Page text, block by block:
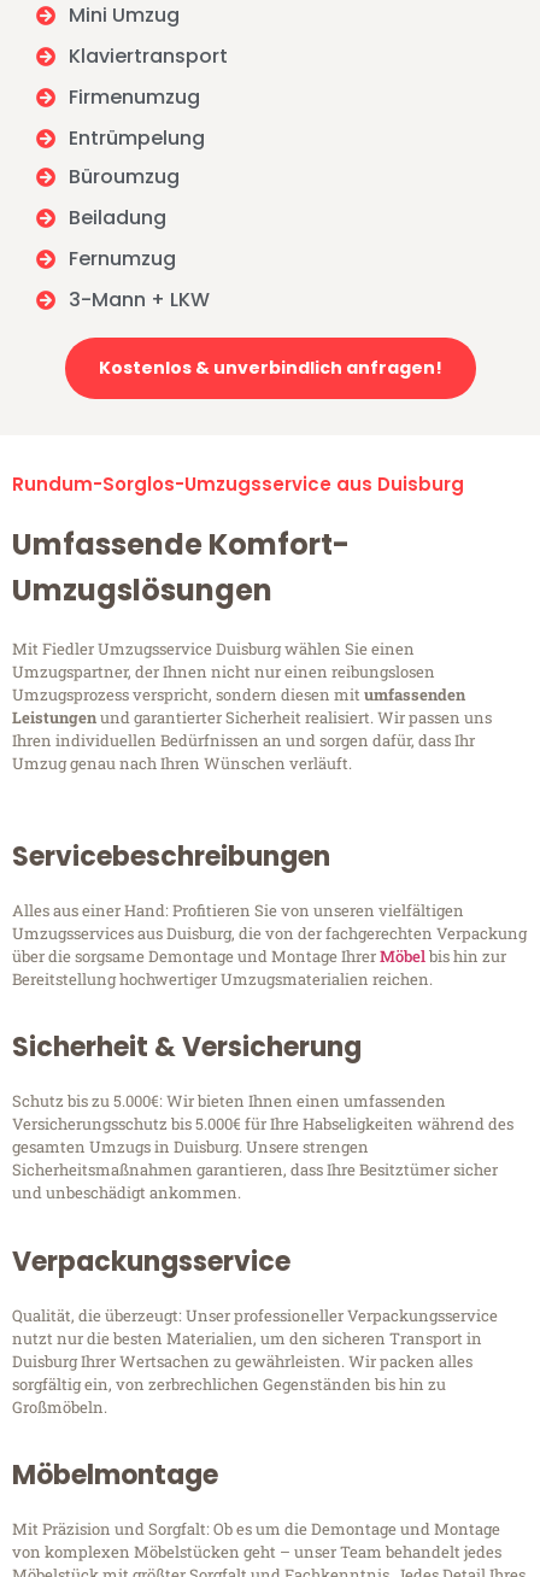
Mini Umzug
Klaviertransport
Firmenumzug
Entrümpelung
Büroumzug
Beiladung
Fernumzug
3-Mann + LKW
Kostenlos & unverbindlich anfragen!
Rundum-Sorglos-Umzugsservice aus Duisburg
Umfassende Komfort-
Umzugslösungen
Mit Fiedler Umzugsservice Duisburg wählen Sie einen
Umzugspartner, der Ihnen nicht nur einen reibungslosen
Umzugsprozess verspricht, sondern diesen mitumfassenden
Leistungenund garantierter Sicherheit realisiert. Wir passen uns
Ihren individuellen Bedürfnissen an und sorgen dafür, dass Ihr
Umzug genau nach Ihren Wünschen verläuft.
Servicebeschreibungen
Alles aus einer Hand: Profitieren Sie von unseren vielfältigen
Umzugsservices aus Duisburg, die von der fachgerechten Verpackung
über die sorgsame Demontage und Montage IhrerMöbelbis hin zur
Bereitstellung hochwertiger Umzugsmaterialien reichen.
Sicherheit & Versicherung
Schutz bis zu 5.000€: Wir bieten Ihnen einen umfassenden
Versicherungsschutz bis 5.000€ für Ihre Habseligkeiten während des
gesamten Umzugs in Duisburg. Unsere strengen
Sicherheitsmaßnahmen garantieren, dass Ihre Besitztümer sicher
und unbeschädigt ankommen.
Verpackungsservice
Qualität, die überzeugt: Unser professioneller Verpackungsservice
nutzt nur die besten Materialien, um den sicheren Transport in
Duisburg Ihrer Wertsachen zu gewährleisten. Wir packen alles
sorgfältig ein, von zerbrechlichen Gegenständen bis hin zu
Großmöbeln.
Möbelmontage
Mit Präzision und Sorgfalt: Ob es um die Demontage und Montage
von komplexen Möbelstücken geht – unser Team behandelt jedes